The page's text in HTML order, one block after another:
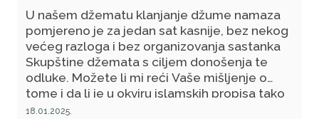
U našem džematu klanjanje džume namaza
pomjereno je za jedan sat kasnije, bez nekog
većeg razloga i bez organizovanja sastanka
Skupštine džemata s ciljem donošenja te
odluke. Možete li mi reći Vaše mišljenje o
tome i da li je u okviru islamskih propisa tako
nešto dozvoljeno?
18.01.2025.